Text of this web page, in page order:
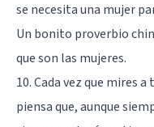
se necesita una mujer
Un bonito proverbio
que son las mujeres.
10. Cada vez que mires
piensa que, aunque